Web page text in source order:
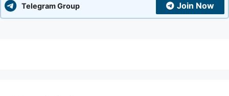
Telegram Group Join Now